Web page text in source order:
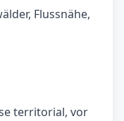
Flussnähe,
territorial, vor